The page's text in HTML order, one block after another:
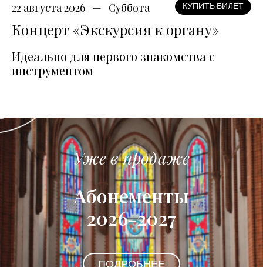
22 августа 2026 Суббота КУПИТЬ БИЛЕТ
Концерт «Экскурсия к органу»
Идеально для первого знакомства с
инструментом
Уже в продаже
Абонементы
2026-2027
ПОДРОБНЕЕ